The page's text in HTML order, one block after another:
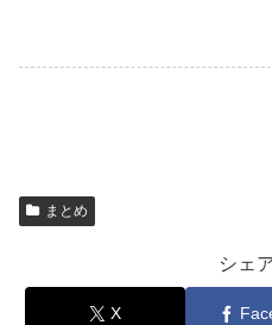
まとめ
シェ
X